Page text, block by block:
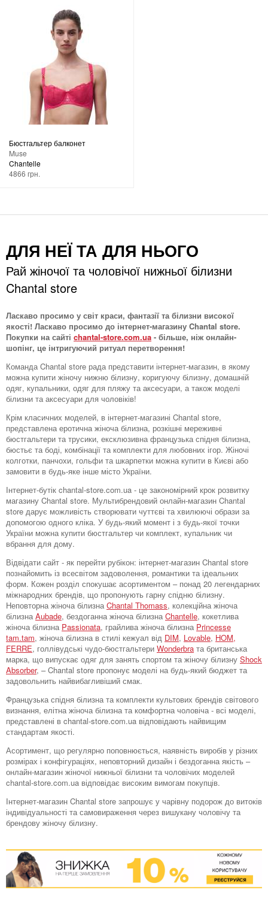
Бюстгальтер балконет
Muse
Chantelle
4866 грн.
ДЛЯ НЕЇ ТА ДЛЯ НЬОГО
Рай жіночої та чоловічої нижньої білизни
Chantal store
Ласкаво просимо у світ краси, фантазії та білизни високої
якості! Ласкаво просимо до інтернет-магазину Chantal store.
Покупки на сайті chantal-store.com.ua - більше, ніж онлайн-
шопінг, це інтригуючий ритуал перетворення!
Команда Chantal store рада представити інтернет-магазин, в якому
можна купити жіночу нижню білизну, коригуючу білизну, домашній
одяг, купальники, одяг для пляжу та аксесуари, а також моделі
білизни та аксесуари для чоловіків!
Крім класичних моделей, в інтернет-магазині Chantal store,
представлена ​​еротична жіноча білизна, розкішні мереживні
бюстгальтери та трусики, ексклюзивна французька спідня білизна,
бюстьє та боді, комбінації та комплекти для любовних ігор. Жіночі
колготки, панчохи, гольфи та шкарпетки можна купити в Києві або
замовити в будь-яке інше місто України.
Інтернет-бутік chantal-store.com.ua - це закономірний крок розвитку
магазину Chantal store. Мультибрендовий онлайн-магазин Chantal
store дарує можливість створювати чуттєві та хвилюючі образи за
допомогою одного кліка. У будь-який момент і з будь-якої точки
України можна купити бюстгальтер чи комплект, купальник чи
вбрання для дому.
Відвідати сайт - як перейти рубікон: інтернет-магазин Chantal store
познайомить із всесвітом задоволення, романтики та ідеальних
форм. Кожен розділ спокушає асортиментом – понад 20 легендарних
міжнародних брендів, що пропонують гарну спідню білизну.
Неповторна жіноча білизна Chantal Thomass, колекційна жіноча
білизна Aubade, бездоганна жіноча білизна Chantelle, кокетлива
жіноча білизна Passionata, грайлива жіноча білизна Princesse
tam.tam, жіноча білизна в стилі кежуал від DIM, Lovable, HOM,
FERRE, голлівудські чудо-бюстгальтери Wonderbra та британська
марка, що випускає одяг для занять спортом та жіночу білизну Shock
Absorber, – Chantal store пропонує моделі на будь-який бюджет та
задовольнить найвибагливіший смак.
Французька спідня білизна та комплекти культових брендів світового
визнання, елітна жіноча білизна та комфортна чоловіча - всі моделі,
представлені в chantal-store.com.ua відповідають найвищим
стандартам якості.
Асортимент, що регулярно поповнюється, наявність виробів у різних
розмірах і конфігураціях, неповторний дизайн і бездоганна якість –
онлайн-магазин жіночої нижньої білизни та чоловічих моделей
chantal-store.com.ua відповідає високим вимогам покупців.
Інтернет-магазин Chantal store запрошує у чарівну подорож до витоків
індивідуальності та самовираження через вишукану чоловічу та
брендову жіночу білизну.